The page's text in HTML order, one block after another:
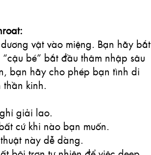
vật vào miệng. Bạn hãy bắt
bé” bắt đầu thâm nhập sâu
bạn hãy cho phép bạn tình di
kinh.
giải lao.
cứ khi nào bạn muốn.
này dễ dàng.